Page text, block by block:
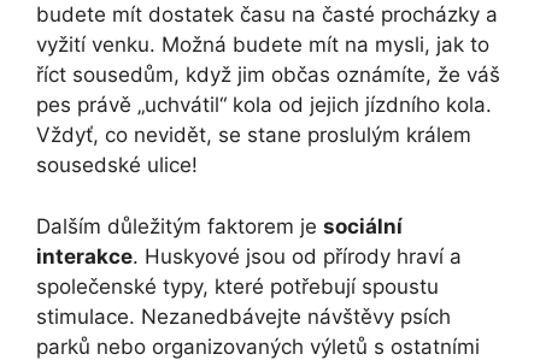
budete mít dostatek času na časté procházky a
vyžití venku. Možná budete mít na mysli, jak to
říct sousedům, když jim občas oznámíte, že váš
pes právě „uchvátil“ kola od jejich jízdního kola.
Vždyť, co nevidět, se stane proslulým králem
sousedské ulice!
Dalším důležitým faktorem je sociální
interakce. Huskyové jsou od přírody hraví a
společenské typy, které potřebují spoustu
stimulace. Nezanedbávejte návštěvy psích
parků nebo organizovaných výletů s ostatními